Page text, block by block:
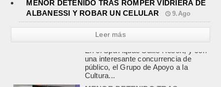
MENOR DETENIDO TRAS ROMPER VIDRIERA DE
ALBANESSI Y ROBAR UN CELULAR
9.Ago
Leer más
MENOR DETENIDO TRAS
ROMPER VIDRIERA DE
ALBANESSI Y ROBAR UN